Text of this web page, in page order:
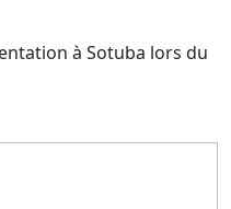
à Sotuba lors du